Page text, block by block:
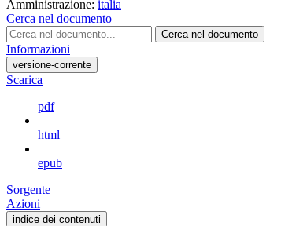
Amministrazione: italia
Cerca nel documento
Cerca nel documento
Informazioni
versione-corrente
Scarica
pdf
html
epub
Sorgente
Azioni
indice dei contenuti